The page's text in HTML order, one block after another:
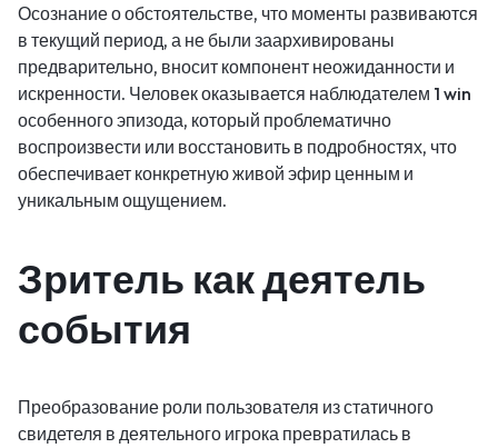
Осознание о обстоятельстве, что моменты развиваются
в текущий период, а не были заархивированы
предварительно, вносит компонент неожиданности и
искренности. Человек оказывается наблюдателем 1 win
особенного эпизода, который проблематично
воспроизвести или восстановить в подробностях, что
обеспечивает конкретную живой эфир ценным и
уникальным ощущением.
Зритель как деятель
события
Преобразование роли пользователя из статичного
свидетеля в деятельного игрока превратилась в